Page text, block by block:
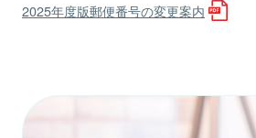
2025年度版郵便番号の変更案内